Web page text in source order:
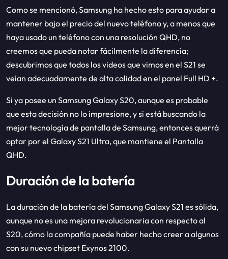
Como se mencionó, Samsung ha hecho esto para ayudar a
mantener bajo el precio del nuevo teléfono y, a menos que
haya usado un teléfono con una resolución QHD, no
creemos que pueda notar fácilmente la diferencia;
descubrimos que todos los videos que vimos en el S21 se
veían adecuadamente de alta calidad en el panel Full HD +.
Si ya posee un Samsung Galaxy S20, aunque es probable
que esta decisión no lo impresione, y si está buscando la
mejor tecnología de pantalla de Samsung, entonces querrá
optar por el Galaxy S21 Ultra, que mantiene el Pantalla
QHD.
Duración de la batería
La duración de la batería del Samsung Galaxy S21 es sólida,
aunque no es una mejora revolucionaria con respecto al
S20, cómo la compañía puede haber hecho creer a algunos
con su nuevo chipset Exynos 2100.